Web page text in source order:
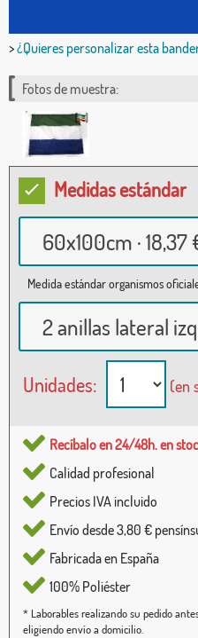
>¿Quieres personalizar esta
Fotos de muestra:
Medidas estándar
60x100cm · 18,37
Medida estándar organismos
2 anillas lateral
Unidades: (en
Recíbalo en 24/48h. en
Calidad profesional
Precios IVA incluido
Envío desde 3,80 €
Fabricada en España
100% Poliéster
* Laborables realizando su pedido
eligiendo envío a domicilio.